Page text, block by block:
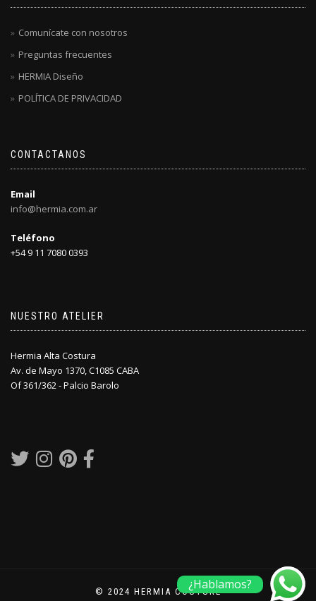
Comunícate con nosotros
Preguntas frecuentes
HERMIA Diseño
POLÍTICA DE PRIVACIDAD
CONTACTANOS
Email
info@hermia.com.ar
Teléfono
+54 9 11 7080 0393
NUESTRO ATELIER
Hermia Alta Costura
Av. de Mayo 1370, C1085 CABA
Of 361/362 - Palcio Barolo
© 2024 HERMIA COUTURE¿Hablamos?